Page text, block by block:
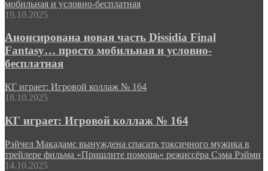
мобильная и условно-бесплатная
19.10.2025
Анонсирована новая часть Dissidia Final
Fantasy… просто мобильная и условно-
бесплатная
КГ играет: Игровой коллаж № 164
18.10.2025
КГ играет: Игровой коллаж № 164
Рэйчел Макадамс вынуждена спасать токсичного мужика в
трейлере фильма «Пришлите помощь» режиссёра Сэма Рэйми
14.10.2025